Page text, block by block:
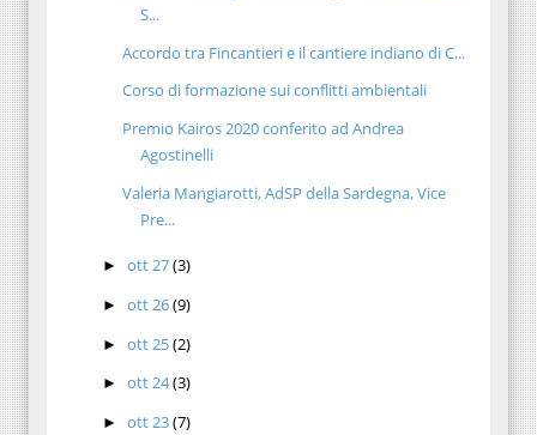
S...
Accordo tra Fincantieri e il cantiere indiano di C...
Corso di formazione sui conflitti ambientali
Premio Kairos 2020 conferito ad Andrea
Agostinelli
Valeria Mangiarotti, AdSP della Sardegna, Vice
Pre...
►ott 27(3)
►ott 26(9)
►ott 25(2)
►ott 24(3)
►ott 23(7)